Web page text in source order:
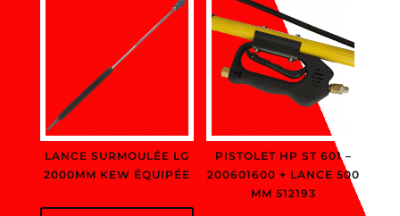
LANCE SURMOULÉE LG
2000MM KEW ÉQUIPÉE
PISTOLET HP ST 601 –
200601600 + LANCE 500
MM 512193